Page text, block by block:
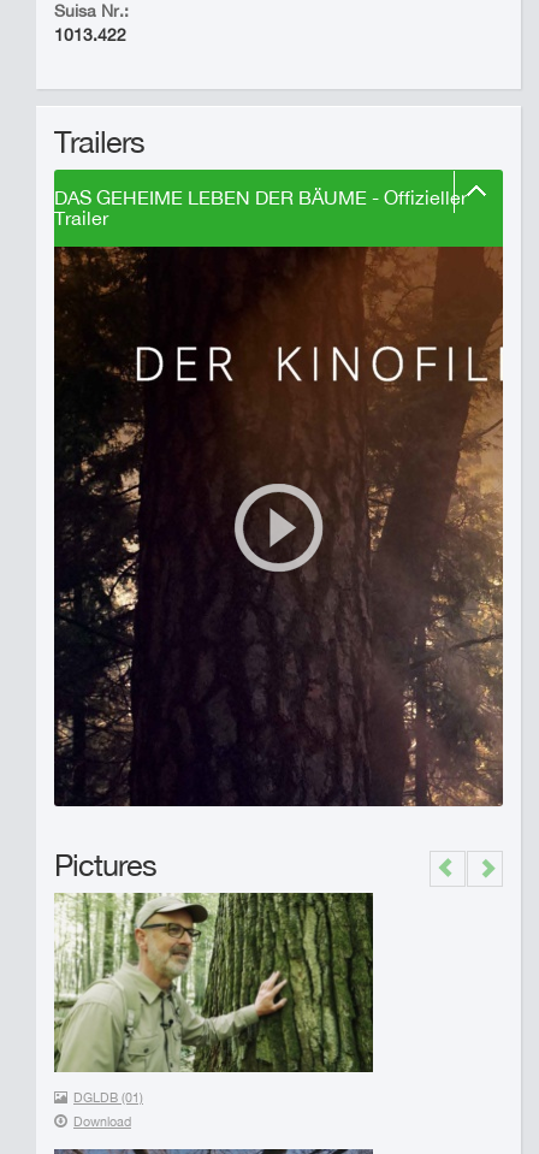
Suisa Nr.:
1013.422
Trailers
DAS GEHEIME LEBEN DER BÄUME - Offizieller
Trailer
Pictures
DGLDB (01)
Download
Previous
Next